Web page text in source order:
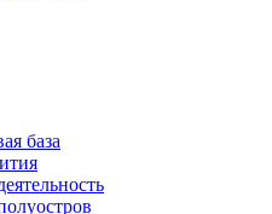
база